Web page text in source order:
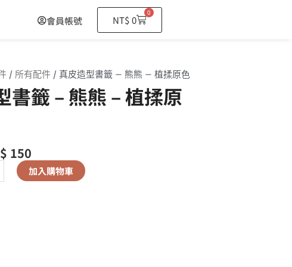
會員帳號 NT$0
0
購
物
/ 所有配件 / 真皮造型書籤 – 熊熊 – 植揉原色
書籤 – 熊熊 – 植揉原
150
加入購物車